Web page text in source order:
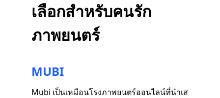
เลือกสำหรับคนรัก
ภาพยนตร์
MUBI
Mubi เป็นเหมือนโรงภาพยนตร์ออนไลน์ที่นำเส